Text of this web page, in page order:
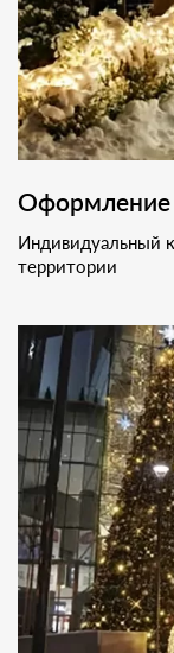
Оформление
Индивидуальный
территории